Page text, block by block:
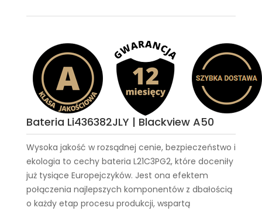
Bateria Li436382JLY | Blackview A50
Wysoka jakość w rozsądnej cenie, bezpieczeństwo i
ekologia to cechy bateria L21C3PG2, które doceniły
już tysiące Europejczyków. Jest ona efektem
połączenia najlepszych komponentów z dbałością
o każdy etap procesu produkcji, wspartą